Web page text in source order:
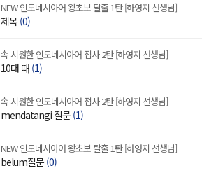
NEW 인도네시아어 왕초보 탈출 1탄 [하영지 선생님]
제목(0)
속 시원한 인도네시아어 접사 2탄 [하영지 선생님]
10대 때 (1)
속 시원한 인도네시아어 접사 2탄 [하영지 선생님]
mendatangi 질문 (1)
NEW 인도네시아어 왕초보 탈출 1탄 [하영지 선생님]
belum질문 (0)